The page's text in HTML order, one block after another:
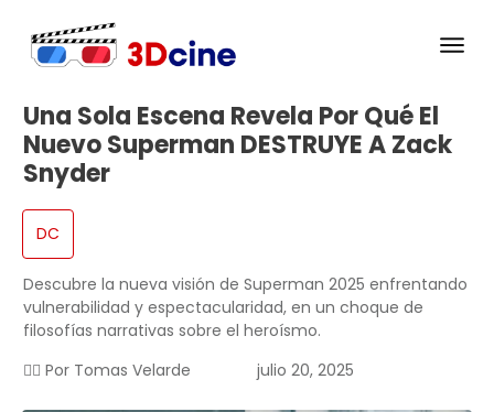
Una Sola Escena Revela Por Qué El
Nuevo Superman DESTRUYE A Zack
Snyder
DC
Descubre la nueva visión de Superman 2025 enfrentando
vulnerabilidad y espectacularidad, en un choque de
filosofías narrativas sobre el heroísmo.
✍🏻 Por Tomas Velarde julio 20, 2025